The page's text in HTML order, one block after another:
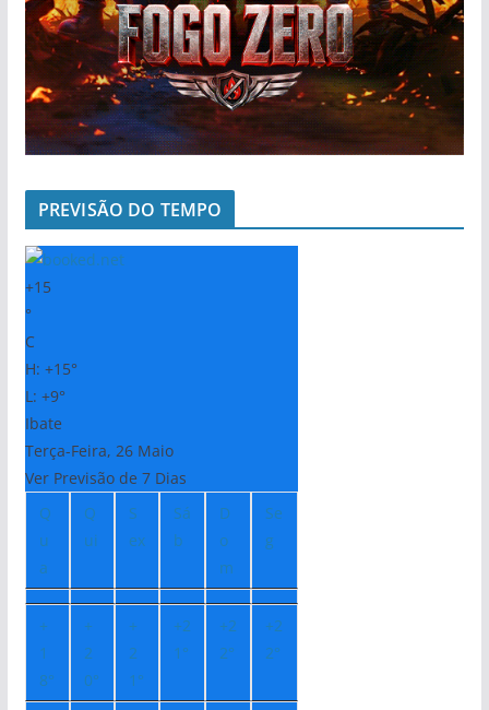
PREVISÃO DO TEMPO
+15
°
C
H: +15°
L: +9°
Ibate
Terça-Feira, 26 Maio
Ver Previsão de 7 Dias
Q
u
a
Q
ui
S
ex
Sá
b
D
o
m
Se
g
+
1
8°
+
2
0°
+
2
1°
+2
1°
+2
2°
+2
2°